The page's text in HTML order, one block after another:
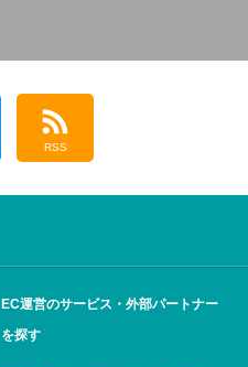
RSS
EC運営のサービス・外部パートナー
を探す